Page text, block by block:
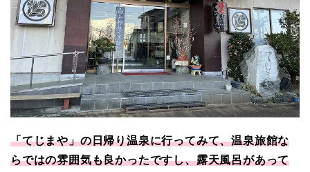
「てじまや」の日帰り温泉に行ってみて、温泉旅館な
らではの雰囲気も良かったですし、露天風呂があって